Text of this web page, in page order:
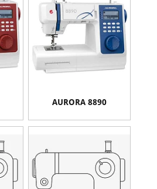
AURORA 8890